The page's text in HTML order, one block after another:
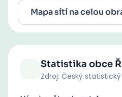
Mapa sítí na celou
Statistika obce
Zdroj: Český